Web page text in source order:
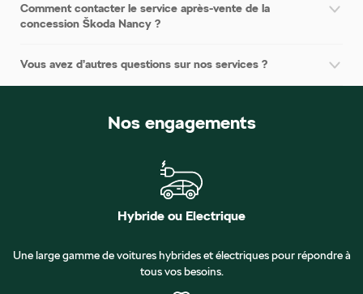
Comment contacter le service après-vente de la
concession Škoda Nancy ?
Vous avez d’autres questions sur nos services ?
Nos engagements
Hybride ou Electrique
Une large gamme de voitures hybrides et électriques pour répondre à
tous vos besoins.